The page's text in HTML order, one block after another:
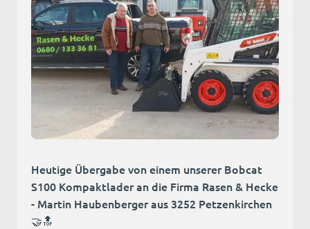
Heutige Übergabe von einem unserer Bobcat
S100 Kompaktlader an die Firma Rasen & Hecke
- Martin Haubenberger aus 3252 Petzenkirchen
🤝🔝